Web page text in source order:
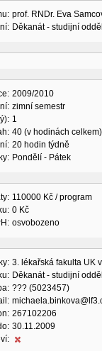
prof. RNDr. Eva
Děkanát - studijní
2009/2010
zimní semestr
1
40 (v hodinách celkem)
20 hodin týdně
Pondělí - Pátek
110000 Kč / program
0 Kč
osvobozeno
3. lékařská fakulta UK
Děkanát - studijní
??? (5023457)
267102206
30.11.2009